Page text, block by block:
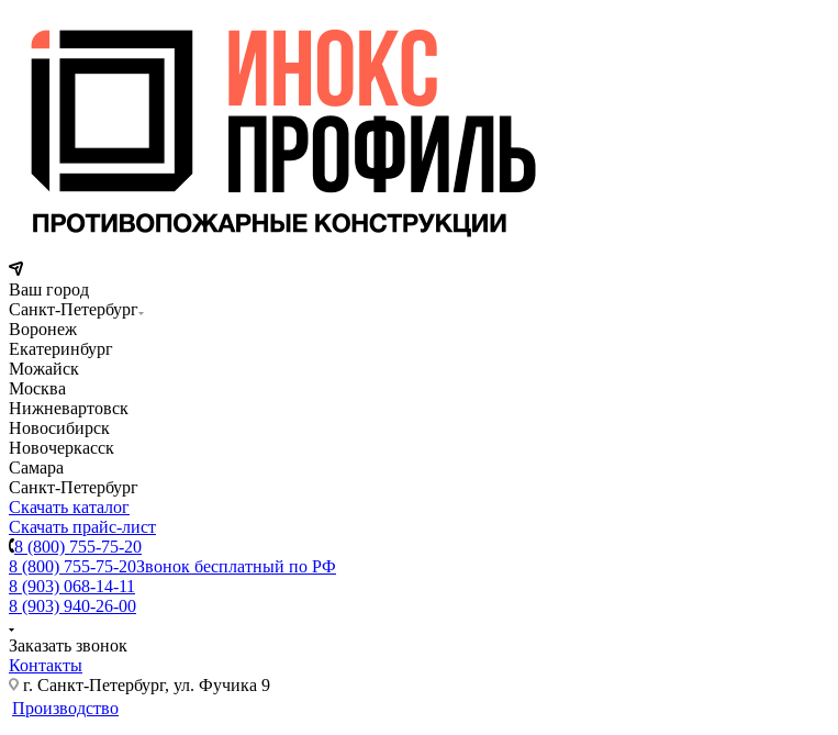
Ваш город
Санкт-Петербург
Воронеж
Екатеринбург
Можайск
Москва
Нижневартовск
Новосибирск
Новочеркасск
Самара
Санкт-Петербург
Скачать каталог
Скачать прайс-лист
8 (800) 755-75-20
8 (800) 755-75-20Звонок бесплатный по РФ
8 (903) 068-14-11
8 (903) 940-26-00
Заказать звонок
Контакты
г. Санкт-Петербург, ул. Фучика 9
Производство